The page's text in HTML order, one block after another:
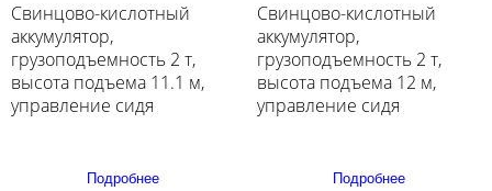
Свинцово-кислотный
аккумулятор,
грузоподъемность 2 т,
высота подъема 11.1 м,
управление сидя
Подробнее
Свинцово-кислотный
аккумулятор,
грузоподъемность 2 т,
высота подъема 12 м,
управление сидя
Подробнее